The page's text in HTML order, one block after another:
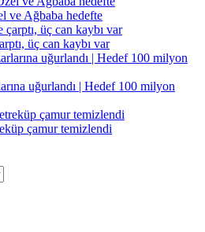
ve Ağbaba hedefte
üç can kaybı var
uğurlandı | Hedef 100 milyon
çamur temizlendi